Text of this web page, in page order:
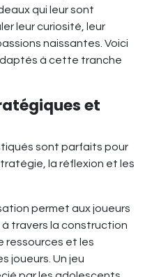
qui leur sont
leur curiosité, leur
naissantes. Voici
à cette tranche
et
sont parfaits pour
la réflexion et les
permet aux joueurs
travers la construction
ressources et les
joueurs. Un jeu